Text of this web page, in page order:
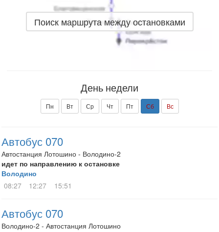
Поиск маршрута между остановками
День недели
Пн Вт Ср Чт Пт Сб Вс
Автобус 070
Автостанция Лотошино - Володино-2
идет по направлению к остановке
Володино
08:27
12:27 15:51
Автобус 070
Володино-2 - Автостанция Лотошино